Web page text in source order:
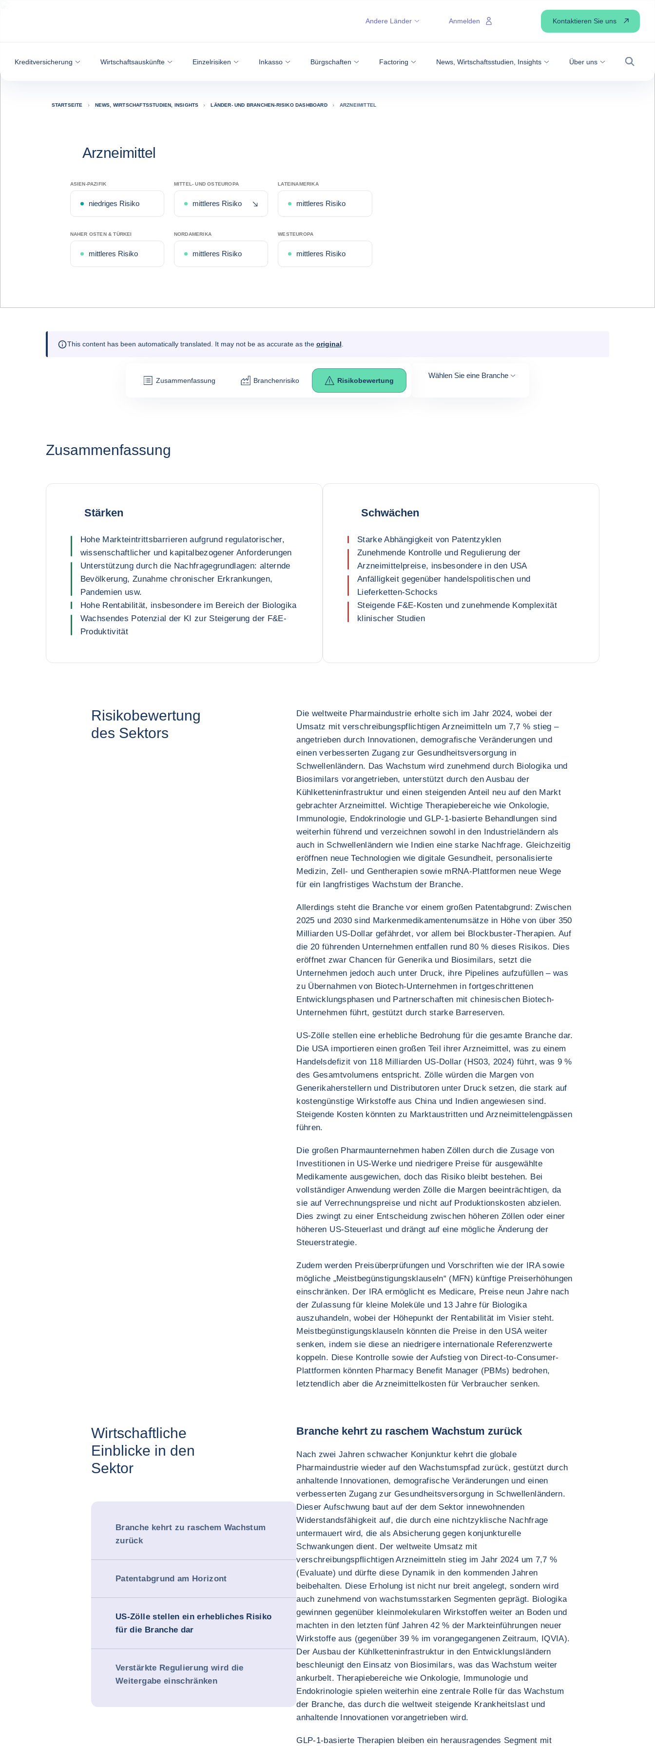
Kreditversicherung Wirtschaftsauskünfte Einzelrisiken Inkasso Bürgschaften Factoring News, Wirtschaftsstudien, Insights Über uns
Suche
Andere Länder Anmelden Kontaktieren Sie uns
STARTSEITE NEWS, WIRTSCHAFTSSTUDIEN, INSIGHTS LÄNDER- UND BRANCHEN-RISIKO DASHBOARD ARZNEIMITTEL
Arzneimittel
ASIEN-PAZIFIK
niedriges Risiko
MITTEL- UND OSTEUROPA
mittleres Risiko Jüngste Herabstufung
LATEINAMERIKA
mittleres Risiko
NAHER OSTEN & TÜRKEI
mittleres Risiko
NORDAMERIKA
mittleres Risiko
WESTEUROPA
mittleres Risiko
This content has been automatically translated. It may not be as accurate as the original
Zusammenfassung Branchenrisiko Risikobewertung
Wählen Sie eine Branche
Zusammenfassung
Stärken
Hohe Markteintrittsbarrieren aufgrund regulatorischer,
wissenschaftlicher und kapitalbezogener Anforderungen
Unterstützung durch die Nachfragegrundlagen: alternde
Bevölkerung, Zunahme chronischer Erkrankungen,
Pandemien usw.
Hohe Rentabilität, insbesondere im Bereich der Biologika
Wachsendes Potenzial der KI zur Steigerung der F&E-
Produktivität
Schwächen
Starke Abhängigkeit von Patentzyklen
Zunehmende Kontrolle und Regulierung der
Arzneimittelpreise, insbesondere in den USA
Anfälligkeit gegenüber handelspolitischen und
Lieferketten-Schocks
Steigende F&E-Kosten und zunehmende Komplexität
klinischer Studien
Risikobewertung
des Sektors
Die weltweite Pharmaindustrie erholte sich im Jahr 2024, wobei der
Umsatz mit verschreibungspflichtigen Arzneimitteln um 7,7 % stieg –
angetrieben durch Innovationen, demografische Veränderungen und
einen verbesserten Zugang zur Gesundheitsversorgung in
Schwellenländern. Das Wachstum wird zunehmend durch Biologika und
Biosimilars vorangetrieben, unterstützt durch den Ausbau der
Kühlketteninfrastruktur und einen steigenden Anteil neu auf den Markt
gebrachter Arzneimittel. Wichtige Therapiebereiche wie Onkologie,
Immunologie, Endokrinologie und GLP-1-basierte Behandlungen sind
weiterhin führend und verzeichnen sowohl in den Industrieländern als
auch in Schwellenländern wie Indien eine starke Nachfrage. Gleichzeitig
eröffnen neue Technologien wie digitale Gesundheit, personalisierte
Medizin, Zell- und Gentherapien sowie mRNA-Plattformen neue Wege
für ein langfristiges Wachstum der Branche.
Allerdings steht die Branche vor einem großen Patentabgrund: Zwischen
2025 und 2030 sind Markenmedikamentenumsätze in Höhe von über 350
Milliarden US-Dollar gefährdet, vor allem bei Blockbuster-Therapien. Auf
die 20 führenden Unternehmen entfallen rund 80 % dieses Risikos. Dies
eröffnet zwar Chancen für Generika und Biosimilars, setzt die
Unternehmen jedoch auch unter Druck, ihre Pipelines aufzufüllen – was
zu Übernahmen von Biotech-Unternehmen in fortgeschrittenen
Entwicklungsphasen und Partnerschaften mit chinesischen Biotech-
Unternehmen führt, gestützt durch starke Barreserven.
US-Zölle stellen eine erhebliche Bedrohung für die gesamte Branche dar.
Die USA importieren einen großen Teil ihrer Arzneimittel, was zu einem
Handelsdefizit von 118 Milliarden US-Dollar (HS03, 2024) führt, was 9 %
des Gesamtvolumens entspricht. Zölle würden die Margen von
Generikaherstellern und Distributoren unter Druck setzen, die stark auf
kostengünstige Wirkstoffe aus China und Indien angewiesen sind.
Steigende Kosten könnten zu Marktaustritten und Arzneimittelengpässen
führen.
Die großen Pharmaunternehmen haben Zöllen durch die Zusage von
Investitionen in US-Werke und niedrigere Preise für ausgewählte
Medikamente ausgewichen, doch das Risiko bleibt bestehen. Bei
vollständiger Anwendung werden Zölle die Margen beeinträchtigen, da
sie auf Verrechnungspreise und nicht auf Produktionskosten abzielen.
Dies zwingt zu einer Entscheidung zwischen höheren Zöllen oder einer
höheren US-Steuerlast und drängt auf eine mögliche Änderung der
Steuerstrategie.
Zudem werden Preisüberprüfungen und Vorschriften wie der IRA sowie
mögliche „Meistbegünstigungsklauseln“ (MFN) künftige Preiserhöhungen
einschränken. Der IRA ermöglicht es Medicare, Preise neun Jahre nach
der Zulassung für kleine Moleküle und 13 Jahre für Biologika
auszuhandeln, wobei der Höhepunkt der Rentabilität im Visier steht.
Meistbegünstigungsklauseln könnten die Preise in den USA weiter
senken, indem sie diese an niedrigere internationale Referenzwerte
koppeln. Diese Kontrolle sowie der Aufstieg von Direct-to-Consumer-
Plattformen könnten Pharmacy Benefit Manager (PBMs) bedrohen,
letztendlich aber die Arzneimittelkosten für Verbraucher senken.
Wirtschaftliche
Einblicke in den
Sektor
Branche kehrt zu raschem Wachstum
zurück
Patentabgrund am Horizont
US-Zölle stellen ein erhebliches Risiko
für die Branche dar
Verstärkte Regulierung wird die
Weitergabe einschränken
Branche kehrt zu raschem Wachstum zurück
Nach zwei Jahren schwacher Konjunktur kehrt die globale
Pharmaindustrie wieder auf den Wachstumspfad zurück, gestützt durch
anhaltende Innovationen, demografische Veränderungen und einen
verbesserten Zugang zur Gesundheitsversorgung in Schwellenländern.
Dieser Aufschwung baut auf der dem Sektor innewohnenden
Widerstandsfähigkeit auf, die durch eine nichtzyklische Nachfrage
untermauert wird, die als Absicherung gegen konjunkturelle
Schwankungen dient. Der weltweite Umsatz mit
verschreibungspflichtigen Arzneimitteln stieg im Jahr 2024 um 7,7 %
(Evaluate) und dürfte diese Dynamik in den kommenden Jahren
beibehalten. Diese Erholung ist nicht nur breit angelegt, sondern wird
auch zunehmend von wachstumsstarken Segmenten geprägt. Biologika
gewinnen gegenüber kleinmolekularen Wirkstoffen weiter an Boden und
machten in den letzten fünf Jahren 42 % der Markteinführungen neuer
Wirkstoffe aus (gegenüber 39 % im vorangegangenen Zeitraum, IQVIA).
Der Ausbau der Kühlketteninfrastruktur in den Entwicklungsländern
beschleunigt den Einsatz von Biosimilars, was das Wachstum weiter
ankurbelt. Therapiebereiche wie Onkologie, Immunologie und
Endokrinologie spielen weiterhin eine zentrale Rolle für das Wachstum
der Branche, das durch die weltweit steigende Krankheitslast und
anhaltende Innovationen vorangetrieben wird.
GLP-1-basierte Therapien bleiben ein herausragendes Segment mit